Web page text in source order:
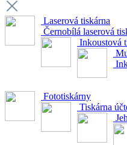
Laserová tiskárna
Černobílá laserová
Inkoustová
Fototiskárny
Tiskárna